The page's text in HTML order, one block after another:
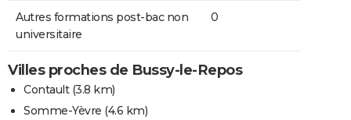
Autres formations post-bac non
universitaire
0
Villes proches de Bussy-le-Repos
Contault(3.8 km)
Somme-Yèvre (4.6 km)